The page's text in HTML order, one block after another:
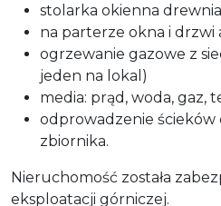
stolarka okienna
na parterze okna i drzwi
ogrzewanie gazowe z
jeden na lokal)
media: prąd, woda, gaz,
odprowadzenie ścieków
zbiornika.
Nieruchomość została
eksploatacji górniczej.